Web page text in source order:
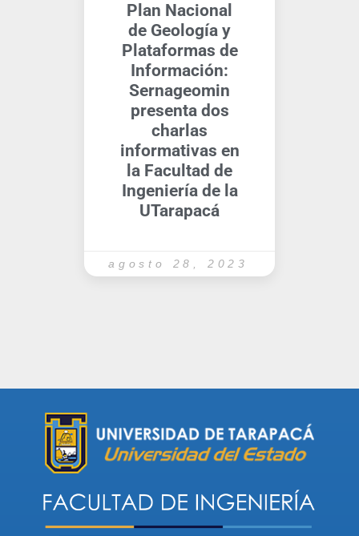
Plan Nacional
de Geología y
Plataformas de
Información:
Sernageomin
presenta dos
charlas
informativas en
la Facultad de
Ingeniería de la
UTarapacá
agosto 28, 2023